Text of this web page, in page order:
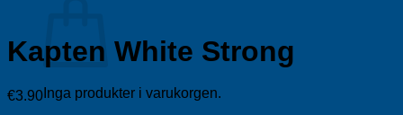
Inga produkter i varukorgen.
Kapten White Strong
€3.90